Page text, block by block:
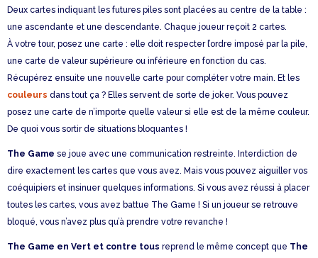
Deux cartes indiquant les futures piles sont placées au centre de la table :
une ascendante et une descendante. Chaque joueur reçoit 2 cartes.
À votre tour, posez une carte : elle doit respecter l’ordre imposé par la pile,
une carte de valeur supérieure ou inférieure en fonction du cas.
Récupérez ensuite une nouvelle carte pour compléter votre main. Et les
couleurs dans tout ça ? Elles servent de sorte de joker. Vous pouvez
posez une carte de n’importe quelle valeur si elle est de la même couleur.
De quoi vous sortir de situations bloquantes !
The Game se joue avec une communication restreinte. Interdiction de
dire exactement les cartes que vous avez. Mais vous pouvez aiguiller vos
coéquipiers et insinuer quelques informations. Si vous avez réussi à placer
toutes les cartes, vous avez battue The Game ! Si un joueur se retrouve
bloqué, vous n’avez plus qu’à prendre votre revanche !
The Game en Vert et contre tous reprend le même concept que The